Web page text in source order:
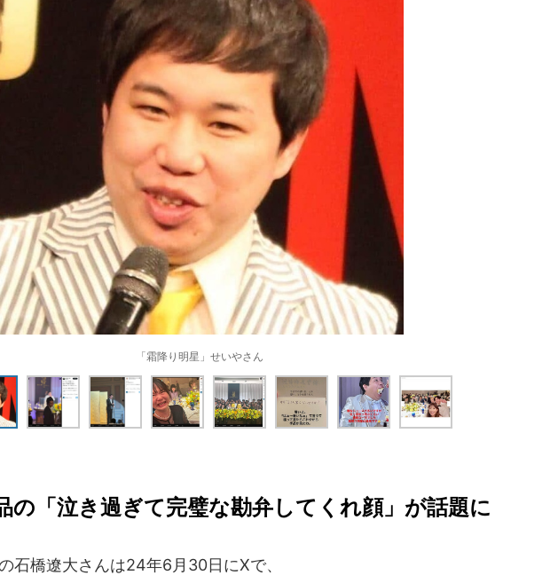
「霜降り明星」せいやさん
の「泣き過ぎて完璧な勘弁してくれ顔」が話題に
石橋遼大さんは24年6月30日にXで、